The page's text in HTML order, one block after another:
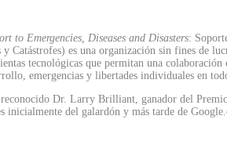
to Emergencies, Diseases and Disasters:
y Catástrofes) es una organización sin fines de
tecnológicas que permitan una
emergencias y libertades individuales en
Dr. Larry Brilliant, ganador del
inicialmente del galardón y más tarde de